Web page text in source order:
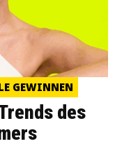
GEWINNEN
des